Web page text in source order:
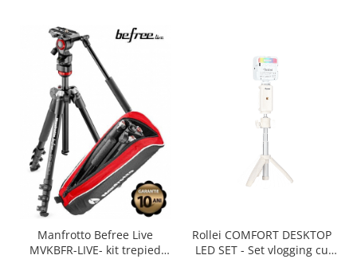
Manfrotto Befree Live
MVKBFR-LIVE- kit trepied
Rollei COMFORT DESKTOP
LED SET - Set vlogging cu